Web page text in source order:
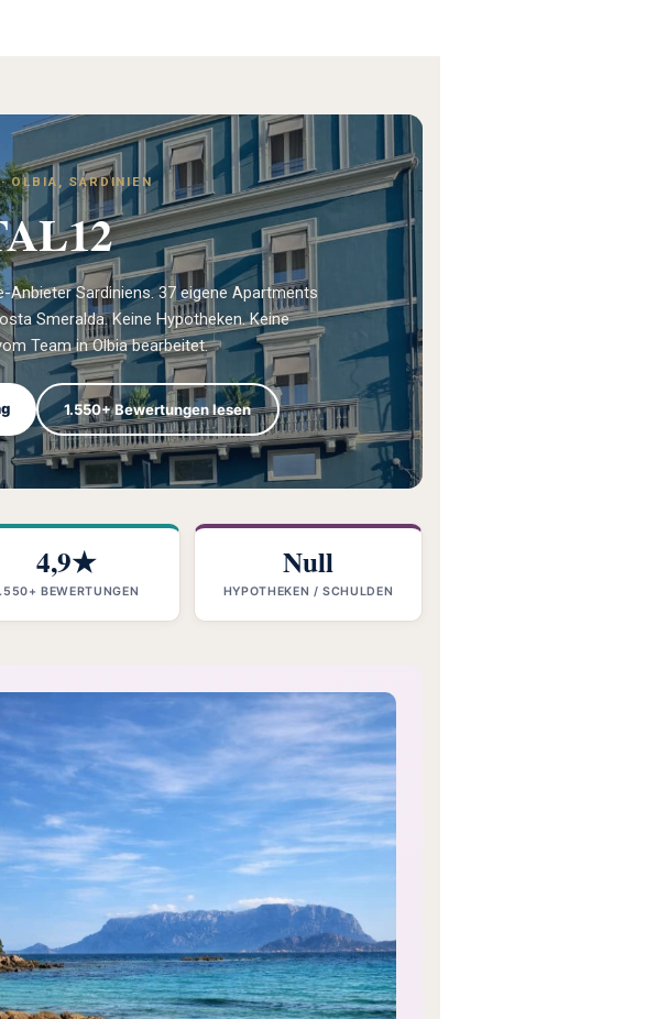
OLBIA, SARDINIEN
Sardiniens. 37 eigene Apartments
Smeralda. Keine Hypotheken. Keine
Team in Olbia bearbeitet.
1.550+ Bewertungen lesen
4,9★
BEWERTUNGEN
Null
HYPOTHEKEN / SCHULDEN